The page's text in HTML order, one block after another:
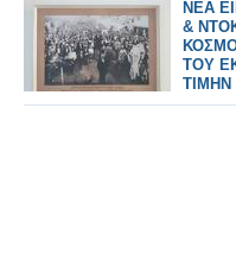
ΝΕΑ
&
ΤΟΥ
ΤΙΜΗΝ